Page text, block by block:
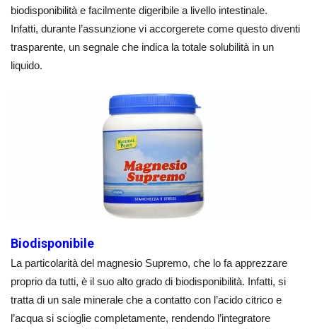
biodisponibilità e facilmente digeribile a livello intestinale.
Infatti, durante l’assunzione vi accorgerete come questo diventi
trasparente, un segnale che indica la totale solubilità in un
liquido.
Biodisponibile
La particolarità del magnesio Supremo, che lo fa apprezzare
proprio da tutti, è il suo alto grado di biodisponibilità. Infatti, si
tratta di un sale minerale che a contatto con l’acido citrico e
l’acqua si scioglie completamente, rendendo l’integratore